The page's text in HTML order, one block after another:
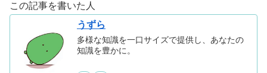
この記事を書いた人
うずら
多様な知識を一口サイズで提供し、あなたの
知識を豊かに。